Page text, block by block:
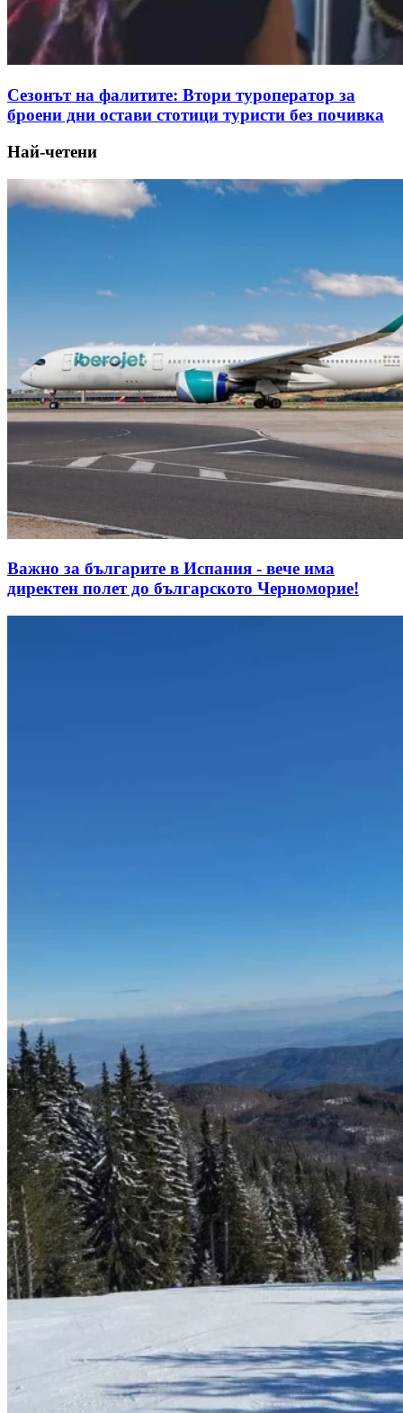
Сезонът на фалитите: Втори туроператор за
броени дни остави стотици туристи без почивка
Най-четени
Важно за българите в Испания - вече има
директен полет до българското Черноморие!